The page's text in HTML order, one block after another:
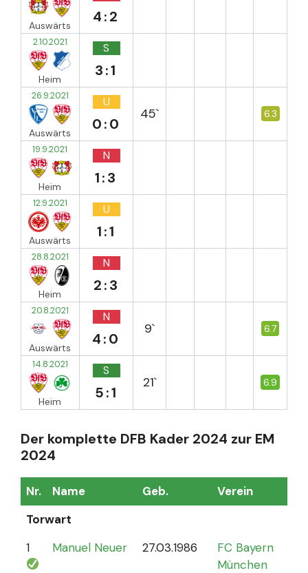
Auswärts 4:2
2.10.2021
Heim
S
3:1
26.9.2021
Auswärts
U
0:0
45` 6.3
19.9.2021
Heim
N
1:3
12.9.2021
Auswärts
U
1:1
28.8.2021
Heim
N
2:3
20.8.2021
Auswärts
N
4:0
9` 6.7
14.8.2021
Heim
S
5:1
21` 6.9
Der komplette DFB Kader 2024 zur EM
2024
Nr. Name Geb. Verein
Torwart
1
Manuel Neuer 27.03.1986
FC Bayern
München